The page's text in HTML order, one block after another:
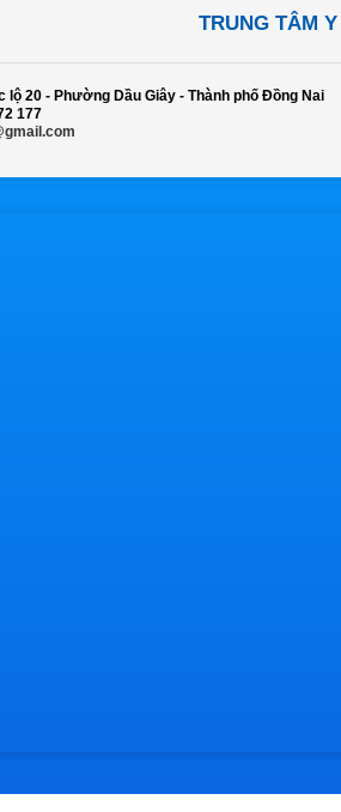
TRUNG TÂM
lộ 20 - Phường Dầu Giây - Thành phố Đồng Nai
177